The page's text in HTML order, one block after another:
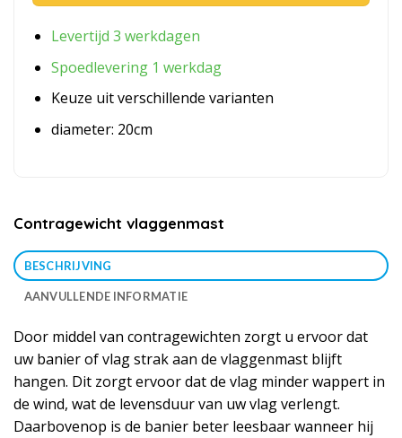
Levertijd 3 werkdagen
Spoedlevering 1 werkdag
Keuze uit verschillende varianten
diameter: 20cm
Contragewicht vlaggenmast
BESCHRIJVING
AANVULLENDE INFORMATIE
Door middel van contragewichten zorgt u ervoor dat
uw banier of vlag strak aan de vlaggenmast blijft
hangen. Dit zorgt ervoor dat de vlag minder wappert in
de wind, wat de levensduur van uw vlag verlengt.
Daarbovenop is de banier beter leesbaar wanneer hij